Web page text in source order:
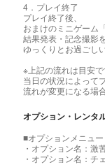
4．プレイ終了
プレイ終了後、
おまけのミニゲーム
結果発表・記念撮影
ゆっくりとお過ごし
※上記の流れは目安で
当日の状況によって
流れが変更になる場
オプション・レンタ
■オプションメニュー
・オプション名：激
・オプション名：チ